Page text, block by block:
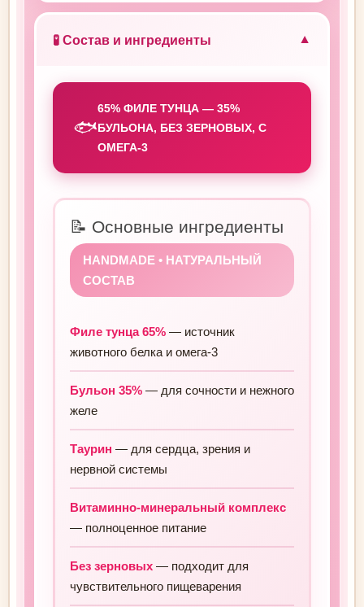
🧪 Состав и ингредиенты ▼
🐟
65% ФИЛЕ ТУНЦА — 35%
БУЛЬОНА, БЕЗ ЗЕРНОВЫХ, С
ОМЕГА-3
📝 Основные ингредиенты
HANDMADE • НАТУРАЛЬНЫЙ
СОСТАВ
Филе тунца 65% — источник
животного белка и омега-3
Бульон 35% — для сочности и нежного
желе
Таурин — для сердца, зрения и
нервной системы
Витаминно-минеральный комплекс
— полноценное питание
Без зерновых — подходит для
чувствительного пищеварения